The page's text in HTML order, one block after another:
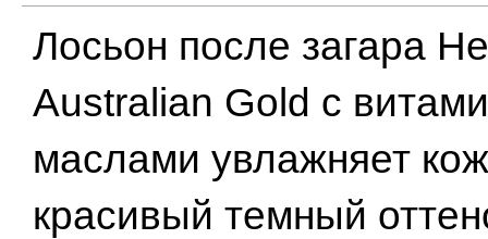
Лосьон после загара
Australian Gold с
маслами увлажняет
красивый темный